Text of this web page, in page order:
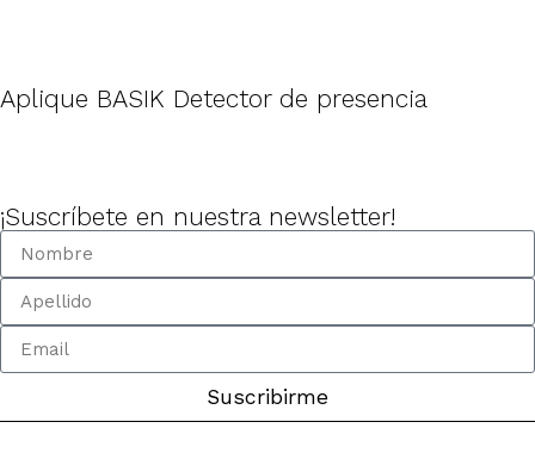
Aplique BASIK Detector de presencia
¡Suscríbete en nuestra newsletter!
Suscribirme